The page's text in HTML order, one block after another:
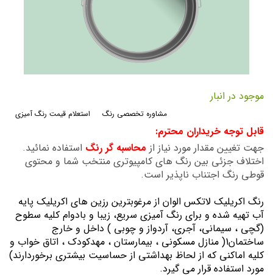
ابتدای
گالری
موجود در انبار
استعلام قیمت رنگ آمیزی مشاوره تخصصی رنگ
قابل توجه خریداران محترم:
جهت تغیین مقدار مورد نیاز از محاسبه گر رنگ استفاده نمائید.
اختلاف جزئی بین رنگ های کامپیوتری منتخب شما و محتوی
قوطی رنگ اجتناب ناپذیر است.
رنگ اكريليك لاتكس الوان از مرغوبترين رزين هاي اكريليك پايه
آب تهيه شده و برای رنگ آمیزی سریع، زیبا و بادوام کلیه سطوح
(گچی ، سیمانی، آجری، آردواز و چوبی ) داخل و خارج
ساختمان1( منازل مسكوني ، بيمارستان ، مهدكودك ، اتاق خواب و
كليه اماكني كه از لحاظ بهداشتي از حساسيت بيشتري برخوردارند)
مورد استفاده قرار می گیرد.